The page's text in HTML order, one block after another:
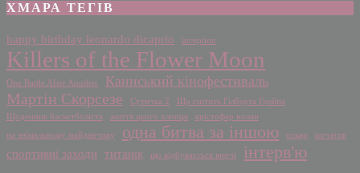
ХМАРА ТЕГІВ
happy birthday leonardo dicaprio inception
Killers of the Flower Moon
One Battle After Another Каннський кінофестиваль
Мартін Скорсезе Сутичка 2
Що гнітить Гілберта Грейпа
Щоденник баскетболіста
життя цього хлопця крістофер нолан
на знімальному майданчику одна битва за іншою оскар початок
спортивні заходи титанік що відбувається вночі інтерв'ю